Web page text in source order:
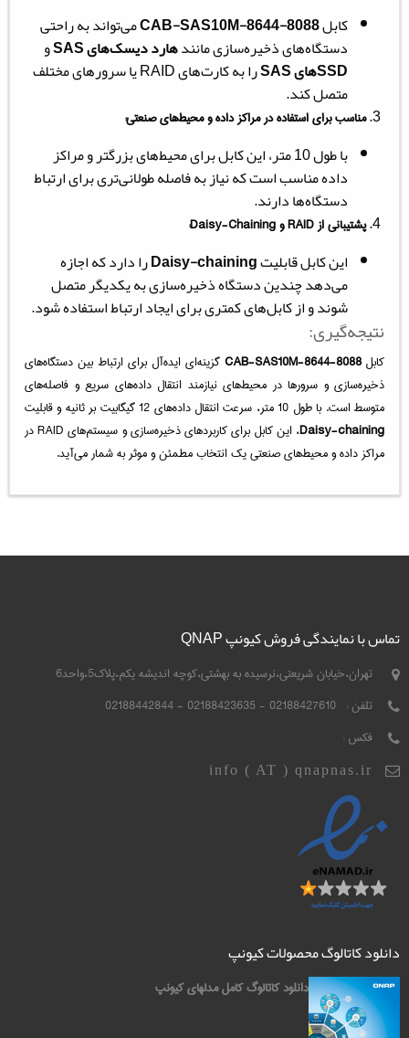
کابلCAB-SAS10M-8644-8088می‌تواند به راحتی
دستگاه‌های ذخیره‌سازی مانندهارد دیسک‌های SAS و
SSDهای SAS را به کارت‌های RAID یا سرورهای مختلف
متصل کند.
مناسب برای استفاده در مراکز داده و محیط‌های صنعتی:
با طول 10 متر، این کابل برای محیط‌های بزرگتر و مراکز
داده مناسب است که نیاز به فاصله طولانی‌تری برای ارتباط
دستگاه‌ها دارند.
پشتیبانی ازRAIDوDaisy-Chaining
:
این کابل قابلیتDaisy-chainingرا دارد که اجازه
می‌دهد چندین دستگاه ذخیره‌سازی به یکدیگر متصل
شوند و از کابل‌های کمتری برای ایجاد ارتباط استفاده شود.
نتیجه‌گیری:
کابلCAB-SAS10M-8644-8088 گزینه‌ای ایده‌آل برای ارتباط بین دستگاه‌های
ذخیره‌سازی و سرورها در محیط‌های نیازمند انتقال داده‌های سریع و فاصله‌های
متوسط است. با طول 10 متر، سرعت انتقال داده‌های 12 گیگابیت بر ثانیه و قابلیت
Daisy-chaining
، این کابل برای کاربردهای ذخیره‌سازی و سیستم‌های RAID در
مراکز داده و محیط‌های صنعتی یک انتخاب مطمئن و موثر به شمار می‌آید.
تماس با نمایندگی فروش کیونپ QNAP
تهران،خیابان شریعتی،نرسیده به بهشتی،کوچه اندیشه یکم،پلاک5،واحد6
تلفن : 02188427610 - 02188423635 - 02188442844
فکس :
info ( AT ) qnapnas.ir
دانلود کاتالوگ محصولات کیونپ
دانلود کاتالوگ کامل مدلهای کیونپ